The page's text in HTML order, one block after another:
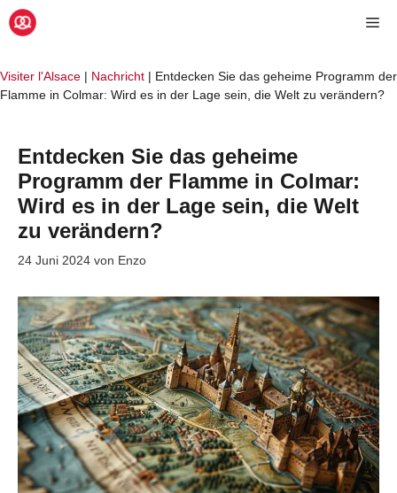
Zum
Inhalt
Visiter l'Alsace | Nachricht | Entdecken Sie das geheime Programm der
Flamme in Colmar: Wird es in der Lage sein, die Welt zu verändern?
Entdecken Sie das geheime
Programm der Flamme in Colmar:
Wird es in der Lage sein, die Welt
zu verändern?
24 Juni 2024 von Enzo